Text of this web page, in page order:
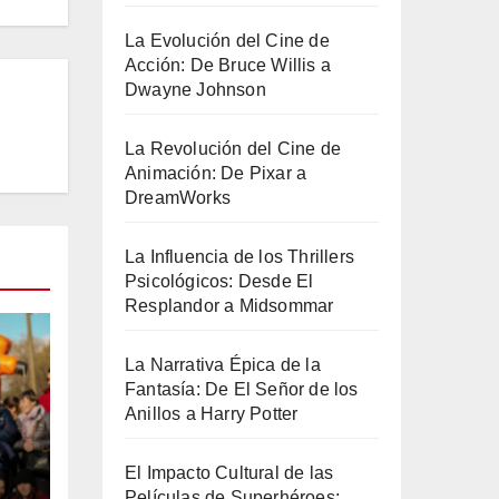
La Evolución del Cine de
Acción: De Bruce Willis a
Dwayne Johnson
La Revolución del Cine de
Animación: De Pixar a
DreamWorks
La Influencia de los Thrillers
Psicológicos: Desde El
Resplandor a Midsommar
La Narrativa Épica de la
Fantasía: De El Señor de los
Anillos a Harry Potter
El Impacto Cultural de las